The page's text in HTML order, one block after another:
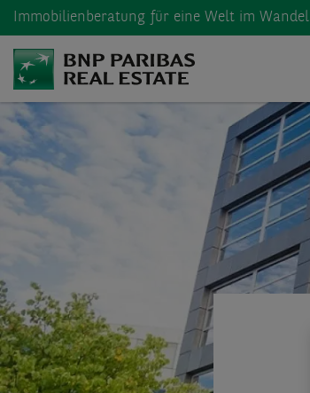
Immobilienberatung für eine Welt im Wandel